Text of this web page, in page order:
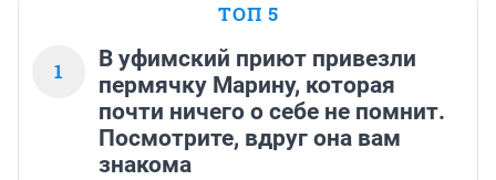
ТОП 5
1
В уфимский приют привезли
пермячку Марину, которая
почти ничего о себе не помнит.
Посмотрите, вдруг она вам
знакома